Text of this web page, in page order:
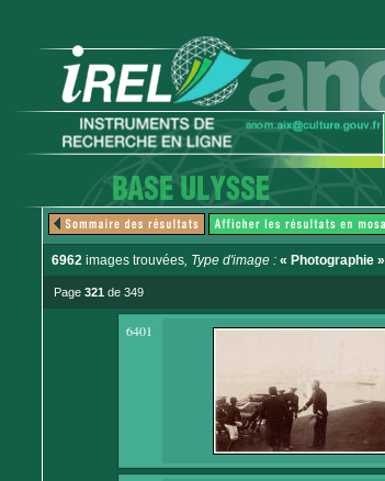
6962 images trouvées, Type d'image : « Photographie »
Page 321 de 349
6401